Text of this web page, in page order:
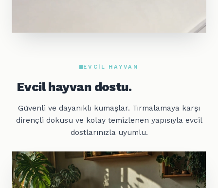
EVCIL HAYVAN
Evcil hayvan dostu.
Güvenli ve dayanıklı kumaşlar. Tırmalamaya karşı
dirençli dokusu ve kolay temizlenen yapısıyla evcil
dostlarınızla uyumlu.